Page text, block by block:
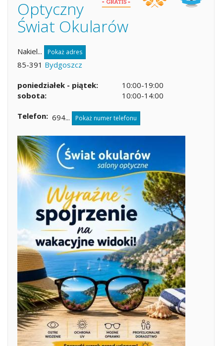
Optyczny
Świat Okularów
Nakiel... Pokaż adres
85-391 Bydgoszcz
poniedziałek - piątek:
10:00-19:00
sobota:
10:00-14:00
Telefon 694... Pokaż numer telefonu